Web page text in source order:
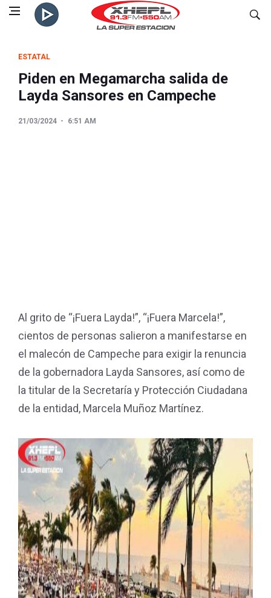
ESTATAL
Piden en Megamarcha salida de
Layda Sansores en Campeche
21/03/2024 6:51 AM
Al grito de “¡Fuera Layda!”, “¡Fuera Marcela!”,
cientos de personas salieron a manifestarse en
el malecón de Campeche para exigir la renuncia
de la gobernadora Layda Sansores, así como de
la titular de la Secretaría y Protección Ciudadana
de la entidad, Marcela Muñoz Martínez.